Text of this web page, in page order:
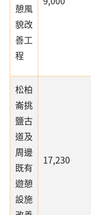
憩風
貌改
善工
程
松柏
崙挑
鹽古
道及
周邊
既有
遊憩
設施
17,230